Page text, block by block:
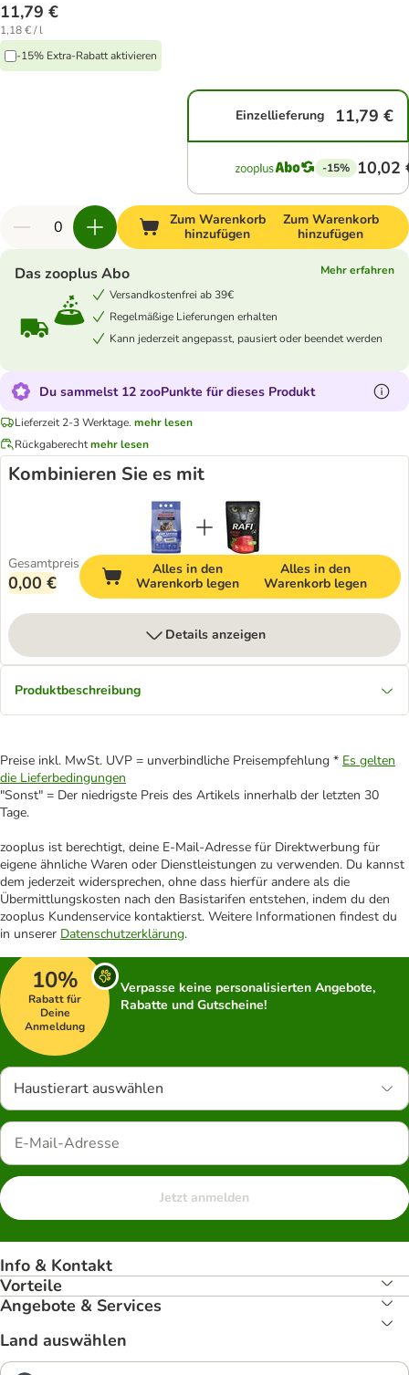
11,79 €
1,18 € / l
-15% Extra-Rabatt aktivieren
Einzellieferung 11,79 €
-15% 10,02
Zum Warenkorb
hinzufügen
Zum Warenkorb
hinzufügen
Das zooplus Abo
Mehr erfahren
Versandkostenfrei ab 39€
Regelmäßige Lieferungen erhalten
Kann jederzeit angepasst, pausiert oder beendet werden
Du sammelst 12 zooPunkte für dieses Produkt
Lieferzeit 2-3 Werktage. mehr lesen
Rückgaberechtmehr lesen
Kombinieren Sie es mit
Gesamtpreis
0,00 €
Alles in den
Warenkorb legen
Alles in den
Warenkorb legen
Details anzeigen
Produktbeschreibung
Preise inkl. MwSt. UVP = unverbindliche Preisempfehlung * Es gelten
die Lieferbedingungen
"Sonst" = Der niedrigste Preis des Artikels innerhalb der letzten 30
Tage.
zooplus ist berechtigt, deine E-Mail-Adresse für Direktwerbung für
eigene ähnliche Waren oder Dienstleistungen zu verwenden. Du kannst
dem jederzeit widersprechen, ohne dass hierfür andere als die
Übermittlungskosten nach den Basistarifen entstehen, indem du den
zooplus Kundenservice kontaktierst. Weitere Informationen findest du
in unserer Datenschutzerklärung.
10%
Rabatt für
Deine
Anmeldung
Verpasse keine personalisierten Angebote,
Rabatte und Gutscheine!
Haustierart auswählen
Jetzt anmelden
Info & Kontakt
Vorteile
Angebote & Services
Land auswählen